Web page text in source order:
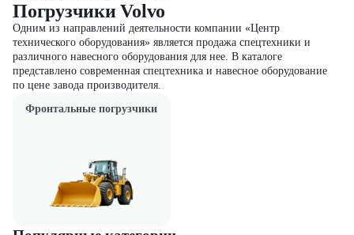
Погрузчики Volvo
Одним из направлений деятельности компании «Центр
технического оборудования» является продажа спецтехники и
различного навесного оборудования для нее. В каталоге
представлено современная спецтехника и навесное оборудование
по цене завода производителя.
Фронтальные погрузчики